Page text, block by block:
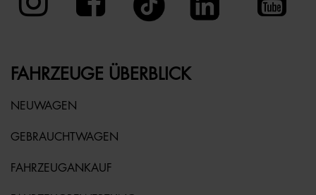
FAHRZEUGE ÜBERBLICK
NEUWAGEN
GEBRAUCHTWAGEN
FAHRZEUGANKAUF